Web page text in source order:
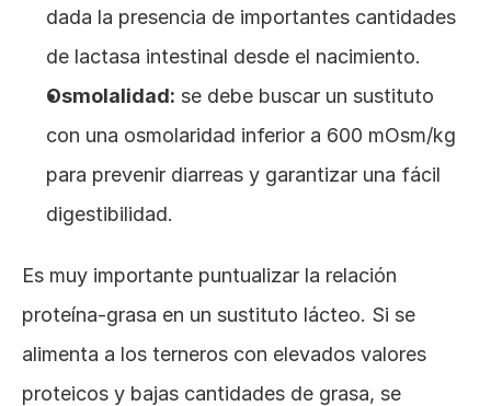
dada la presencia de importantes cantidades
de lactasa intestinal desde el nacimiento.
Osmolalidad: se debe buscar un sustituto
con una osmolaridad inferior a 600 mOsm/kg
para prevenir diarreas y garantizar una fácil
digestibilidad.
Es muy importante puntualizar la relación
proteína-grasa en un sustituto lácteo. Si se
alimenta a los terneros con elevados valores
proteicos y bajas cantidades de grasa, se